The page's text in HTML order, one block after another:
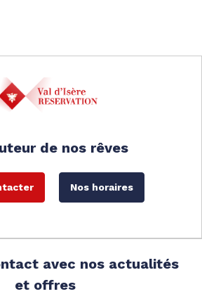
de nos rêves
Nos horaires
avec nos actualités
et offres